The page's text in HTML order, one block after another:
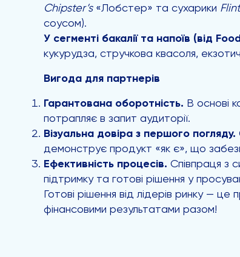
Chipster’s«Лобстер» та сухарики
соусом).
У сегменті бакалії та напоїв (від
кукурудза, стручкова квасоля,
Вигода для партнерів
Гарантована оборотність. В основі
потрапляє в запит аудиторії.
Візуальна довіра з першого погляду.
демонструє продукт «як є», що
Ефективність процесів. Співпраця з
підтримку та готові рішення у
Готові рішення від лідерів ринку —
фінансовими результатами разом!